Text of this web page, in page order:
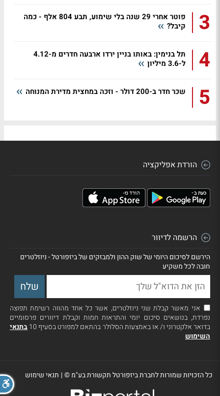
3
פוטר אחרי 29 שנה בלי שימוע, תבע 804 אלף - כמה
קיבל?
4
תל בנימין: באותו בניין ירדו ארבעה חדרים מ-4.12
ל-3.6 מיליון
5 שכר חדר ב-200 דולר - וזכה במחצית מדירת המנוחה
הורדת אפליקציה
הרשמה לדיוור
הירשם לסיכום היומי של שוק ההון ולמבזקים של ביזפורטל - ניוזלטרים
חובה לכל משקיע
אני מאשר קבלת שני ניוזלטרים, אשר כל אחד מהווה רשימת תפוצה
נפרדת, בנושאים סיכום יומי והתראות חמות וקבלת דיוורים פרסומיים
בדואר אלקטרוני ו/ או באמצעות הסלולר בהתאם למפורט בסעיף 10
בתנאי
השימוש
כל הזכויות שמורות לחברת ביזפורטל תקשורת בע"מ ©| תנאי שימוש